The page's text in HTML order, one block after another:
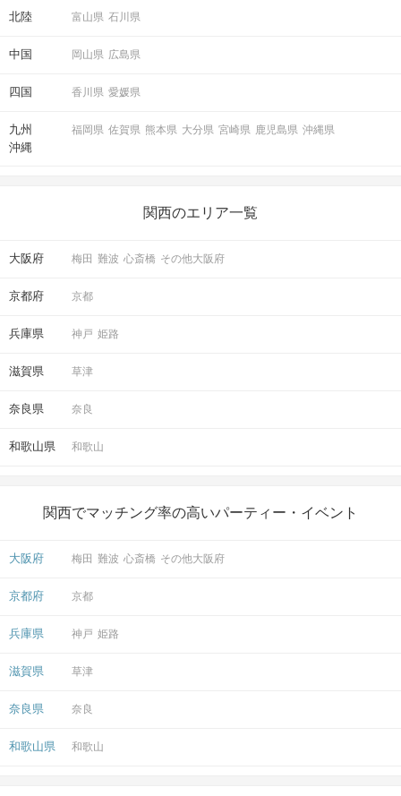
北陸 富山県 石川県
中国 岡山県 広島県
四国 香川県 愛媛県
九州
沖縄
福岡県 佐賀県 熊本県 大分県 宮崎県 鹿児島県 沖縄県
関西のエリア一覧
大阪府 梅田 難波 心斎橋 その他大阪府
京都府 京都
兵庫県 神戸 姫路
滋賀県 草津
奈良県 奈良
和歌山県 和歌山
関西でマッチング率の高いパーティー・イベント
大阪府 梅田 難波 心斎橋 その他大阪府
京都府 京都
兵庫県 神戸 姫路
滋賀県 草津
奈良県 奈良
和歌山県 和歌山